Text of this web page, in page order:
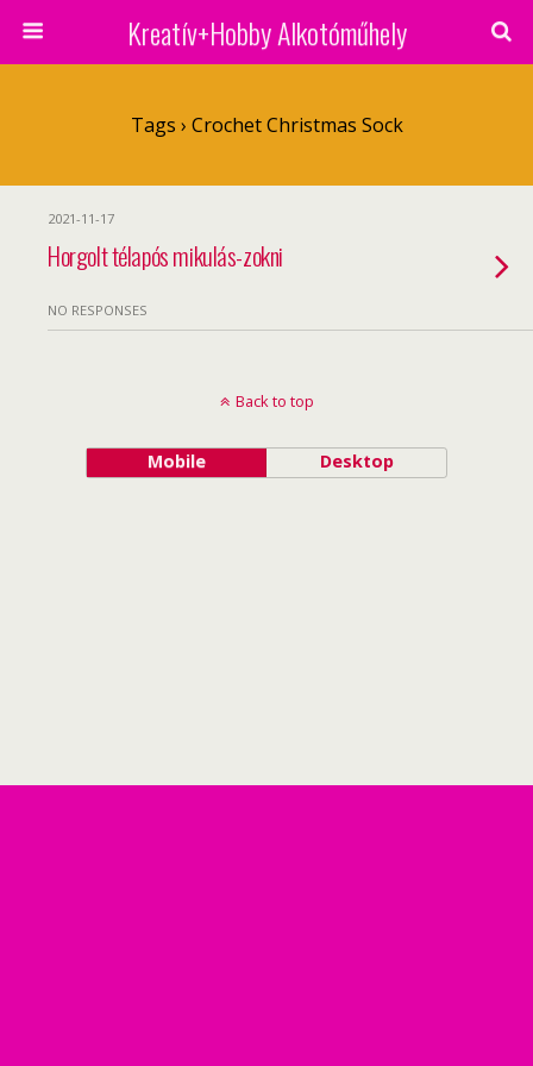
Kreatív+Hobby Alkotóműhely
Tags › Crochet Christmas Sock
2021-11-17
Horgolt télapós mikulás-zokni
NO RESPONSES
Back to top
Mobile Desktop